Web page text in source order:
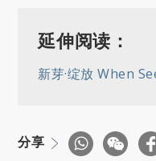
延伸阅读：
新芽·绽放 When
分享